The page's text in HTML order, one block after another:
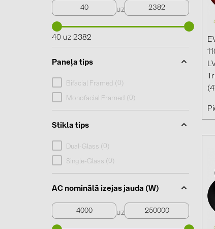
uz
40 uz 2382
Paneļa tips
Bifacial Framed ( 0
Monofacial Framed ( 0
Stikla tips
Dual-Glass ( 0
Single-Glass ( 0
AC nominālā izejas jauda (W)
uz